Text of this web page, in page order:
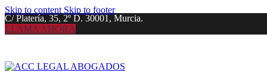
Skip to content Skip to footer
C/ Platería, 35, 2º D. 30001, Murcia.
LLAMA AHORA